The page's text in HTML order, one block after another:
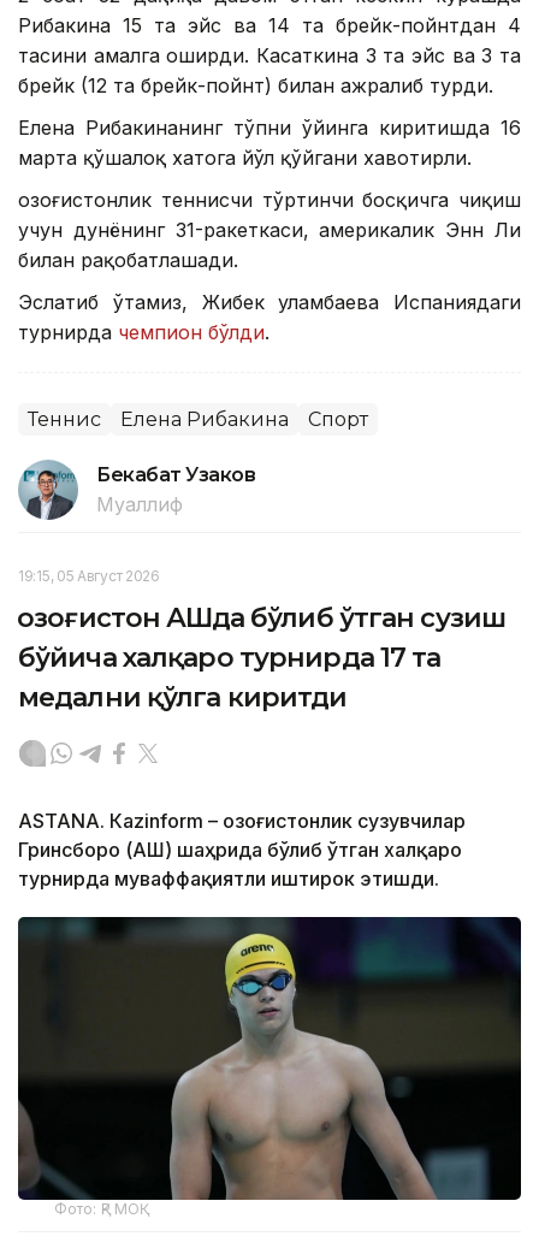
Рибакина 15 та эйс ва 14 та брейк-пойнтдан 4
тасини амалга оширди. Касаткина 3 та эйс ва 3 та
брейк (12 та брейк-пойнт) билан ажралиб турди.
Елена Рибакинанинг тўпни ўйинга киритишда 16
марта қўшалоқ хатога йўл қўйгани хавотирли.
Қозоғистонлик теннисчи тўртинчи босқичга чиқиш
учун дунёнинг 31-ракеткаси, америкалик Энн Ли
билан рақобатлашади.
Эслатиб ўтамиз, Жибек Қуламбаева Испаниядаги
турнирда чемпион бўлди.
Теннис Елена Рибакина Спорт
Бекабат Узаков
Муаллиф
19:15, 05 Август 2026
Қозоғистон АҚШда бўлиб ўтган сузиш
бўйича халқаро турнирда 17 та
медални қўлга киритди
ASTANА. Кazinform – Қозоғистонлик сузувчилар
Гринсборо (АҚШ) шаҳрида бўлиб ўтган халқаро
турнирда муваффақиятли иштирок этишди.
Фото: ҚР МОҚ